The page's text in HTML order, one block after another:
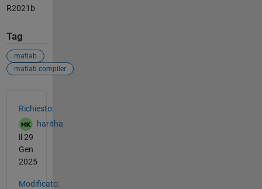
R2021b
Tag
matlab
matlab compiler
Richiesto:
haritha
il 29
Gen
2025
Modificato: